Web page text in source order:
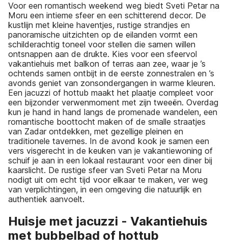
Voor een romantisch weekend weg biedt Sveti Petar na
Moru een intieme sfeer en een schitterend decor. De
kustlijn met kleine haventjes, rustige strandjes en
panoramische uitzichten op de eilanden vormt een
schilderachtig toneel voor stellen die samen willen
ontsnappen aan de drukte. Kies voor een sfeervol
vakantiehuis met balkon of terras aan zee, waar je ’s
ochtends samen ontbijt in de eerste zonnestralen en ’s
avonds geniet van zonsondergangen in warme kleuren.
Een jacuzzi of hottub maakt het plaatje compleet voor
een bijzonder verwenmoment met zijn tweeën. Overdag
kun je hand in hand langs de promenade wandelen, een
romantische boottocht maken of de smalle straatjes
van Zadar ontdekken, met gezellige pleinen en
traditionele tavernes. In de avond kook je samen een
vers visgerecht in de keuken van je vakantiewoning of
schuif je aan in een lokaal restaurant voor een diner bij
kaarslicht. De rustige sfeer van Sveti Petar na Moru
nodigt uit om echt tijd voor elkaar te maken, ver weg
van verplichtingen, in een omgeving die natuurlijk en
authentiek aanvoelt.
Huisje met jacuzzi - Vakantiehuis
met bubbelbad of hottub